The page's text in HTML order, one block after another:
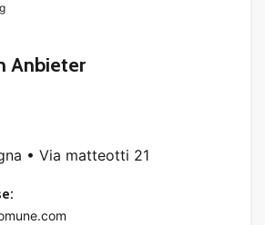
Anbieter
• Via matteotti 21
: